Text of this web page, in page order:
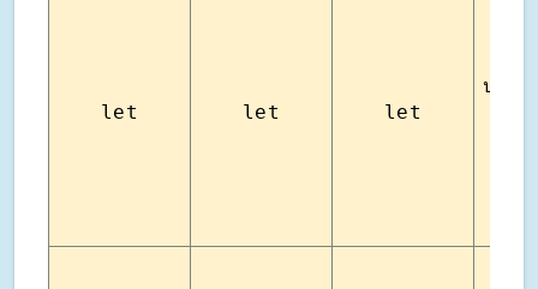
let let let
ปล่อย